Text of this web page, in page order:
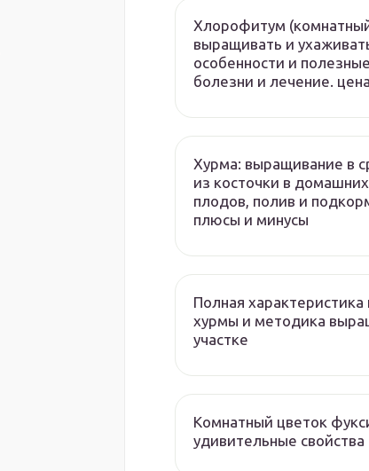
Хлорофитум
выращивать и
особенности и
болезни и лечение. цена
Хурма: выращивание в
из косточки в
плодов, полив и
плюсы и минусы
Полная характеристика
хурмы и методика
участке
Комнатный цветок
удивительные свойства